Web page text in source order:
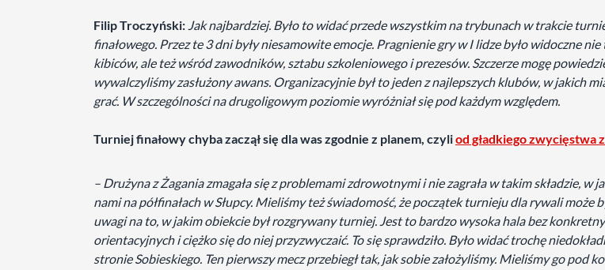
Filip Troczyński: Jak najbardziej. Było to widać przede wszystkim na trybunach w trakcie
finałowego. Przez te 3 dni były niesamowite emocje. Pragnienie gry w I lidze było widoczne
kibiców, ale też wśród zawodników, sztabu szkoleniowego i prezesów. Szczerze mogę
wywalczyliśmy zasłużony awans. Organizacyjnie był to jeden z najlepszych klubów, w jakich
grać. W szczególności na drugoligowym poziomie wyróżniał się pod każdym względem.
Turniej finałowy chyba zaczął się dla was zgodnie z planem, czyliod gładkiego zwycięstwa
– Drużyna z Żagania zmagała się z problemami zdrowotnymi i nie zagrała w takim składzie, w
nami na półfinałach w Słupcy. Mieliśmy też świadomość, że początek turnieju dla rywali może
uwagi na to, w jakim obiekcie był rozgrywany turniej. Jest to bardzo wysoka hala bez
orientacyjnych i ciężko się do niej przyzwyczaić. To się sprawdziło. Było widać trochę
stronie Sobieskiego. Ten pierwszy mecz przebiegł tak, jak sobie założyliśmy. Mieliśmy go pod